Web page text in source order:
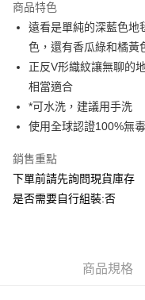
合作金庫商業銀行
華南商業銀行
上海商業儲蓄銀行
國泰世華商業銀行
臺灣中小企業銀行
匯豐（台灣）商業銀行
聯邦商業銀行
元大商業銀行
台新國際商業銀行
台灣樂天信用卡公司
6 期 0 利率 每期
華南商業銀行
上海商業儲蓄銀行
國泰世華商業銀行
臺灣中小企業銀行
匯豐（台灣）商業銀行
元大商業銀行
玉山商業銀行
台灣樂天信用卡公司
ATM付款
運送方式
宅配
每筆NT$150，滿
商品特色
遠看是單純的深藍色地
色，還有香瓜綠和橘黃
正反V形織紋讓無聊的
相當適合
*可水洗，建議用手洗
使用全球認證100%無
銷售重點
下單前請先詢問現貨庫存
是否需要自行組裝:否
商品規格